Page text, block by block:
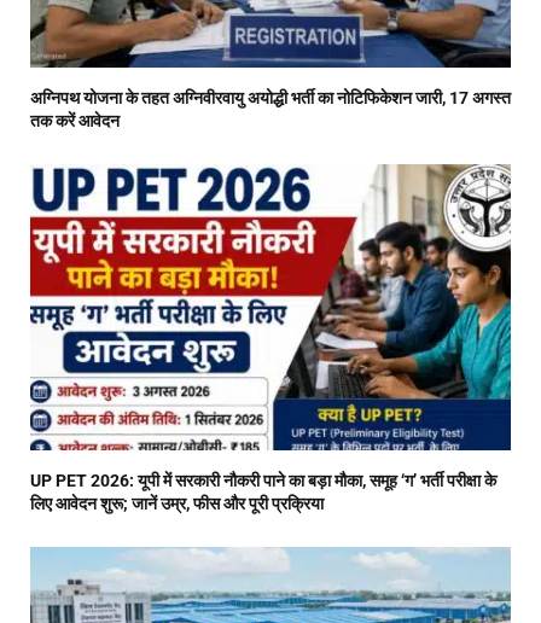
अग्निपथ योजना के तहत अग्निवीरवायु अयोद्धी भर्ती का नोटिफिकेशन जारी, 17 अगस्त
तक करें आवेदन
UP PET 2026: यूपी में सरकारी नौकरी पाने का बड़ा मौका, समूह ‘ग’ भर्ती परीक्षा के
लिए आवेदन शुरू; जानें उम्र, फीस और पूरी प्रक्रिया